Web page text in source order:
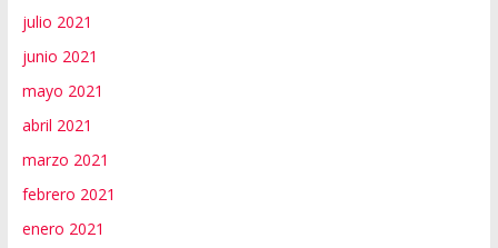
julio 2021
junio 2021
mayo 2021
abril 2021
marzo 2021
febrero 2021
enero 2021